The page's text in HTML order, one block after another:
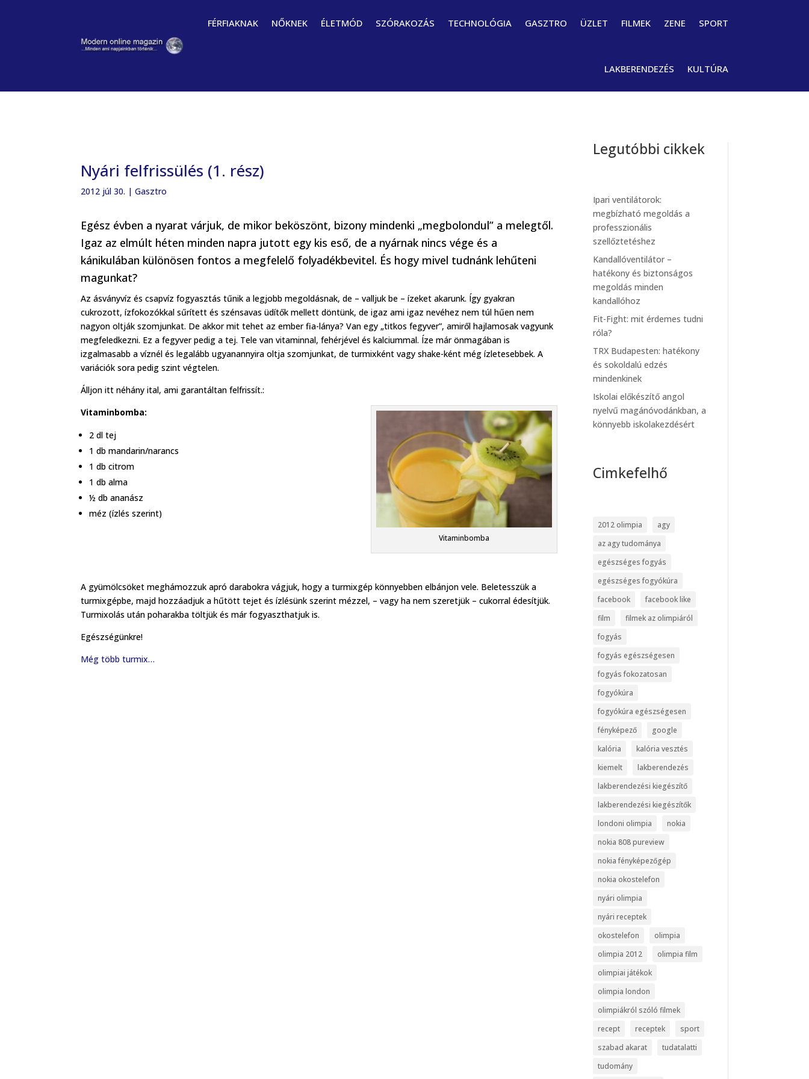
FÉRFIAKNAK NŐKNEK ÉLETMÓD SZÓRAKOZÁS TECHNOLÓGIA GASZTRO ÜZLET FILMEK ZENE SPORT
LAKBERENDEZÉS KULTÚRA
Nyári felfrissülés (1. rész)
2012 júl 30. |Gasztro
Egész évben a nyarat várjuk, de mikor beköszönt, bizony mindenki „megbolondul” a melegtől.
Igaz az elmúlt héten minden napra jutott egy kis eső, de a nyárnak nincs vége és a
kánikulában különösen fontos a megfelelő folyadékbevitel. És hogy mivel tudnánk lehűteni
magunkat?
Az ásványvíz és csapvíz fogyasztás tűnik a legjobb megoldásnak, de – valljuk be – ízeket akarunk. Így gyakran
cukrozott, ízfokozókkal sűrített és szénsavas üdítők mellett döntünk, de igaz ami igaz nevéhez nem túl hűen nem
nagyon oltják szomjunkat. De akkor mit tehet az ember fia-lánya? Van egy „titkos fegyver”, amiről hajlamosak vagyunk
megfeledkezni. Ez a fegyver pedig a tej. Tele van vitaminnal, fehérjével és kalciummal. Íze már önmagában is
izgalmasabb a víznél és legalább ugyanannyira oltja szomjunkat, de turmixként vagy shake-ként még ízletesebbek. A
variációk sora pedig szint végtelen.
Álljon itt néhány ital, ami garantáltan felfrissít.:
Vitaminbomba
Vitaminbomba:
2 dl tej
1 db mandarin/narancs
1 db citrom
1 db alma
½ db ananász
méz (ízlés szerint)
A gyümölcsöket meghámozzuk apró darabokra vágjuk, hogy a turmixgép könnyebben elbánjon vele. Beletesszük a
turmixgépbe, majd hozzáadjuk a hűtött tejet és ízlésünk szerint mézzel, – vagy ha nem szeretjük – cukorral édesítjük.
Turmixolás után poharakba töltjük és már fogyaszthatjuk is.
Egészségünkre!
Még több turmix…
Legutóbbi cikkek
Ipari ventilátorok:
megbízható megoldás a
professzionális
szellőztetéshez
Kandallóventilátor –
hatékony és biztonságos
megoldás minden
kandallóhoz
Fit-Fight: mit érdemes tudni
róla?
TRX Budapesten: hatékony
és sokoldalú edzés
mindenkinek
Iskolai előkészítő angol
nyelvű magánóvodánkban, a
könnyebb iskolakezdésért
Cimkefelhő
2012 olimpia
agy
az agy tudománya
egészséges fogyás
egészséges fogyókúra
facebook
facebook like
film
filmek az olimpiáról
fogyás
fogyás egészségesen
fogyás fokozatosan
fogyókúra
fogyókúra egészségesen
fényképező
google
kalória
kalória vesztés
kiemelt
lakberendezés
lakberendezési kiegészítő
lakberendezési kiegészítők
londoni olimpia
nokia
nokia 808 pureview
nokia fényképezőgép
nokia okostelefon
nyári olimpia
nyári receptek
okostelefon
olimpia
olimpia 2012
olimpia film
olimpiai játékok
olimpia london
olimpiákról szóló filmek
recept
receptek
sport
szabad akarat
tudatalatti
tudomány